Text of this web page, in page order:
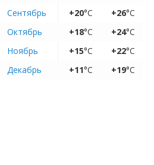
Сентябрь
+20°C +26°C
Октябрь
+18°C +24°C
Ноябрь
+15°C +22°C
Декабрь
+11°C +19°C